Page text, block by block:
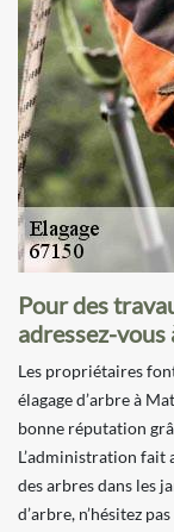
Pour des
adressez-vous
Les propriétaires
élagage d’arbre à
bonne réputation
L’administration fait
des arbres dans les
d’arbre, n’hésitez